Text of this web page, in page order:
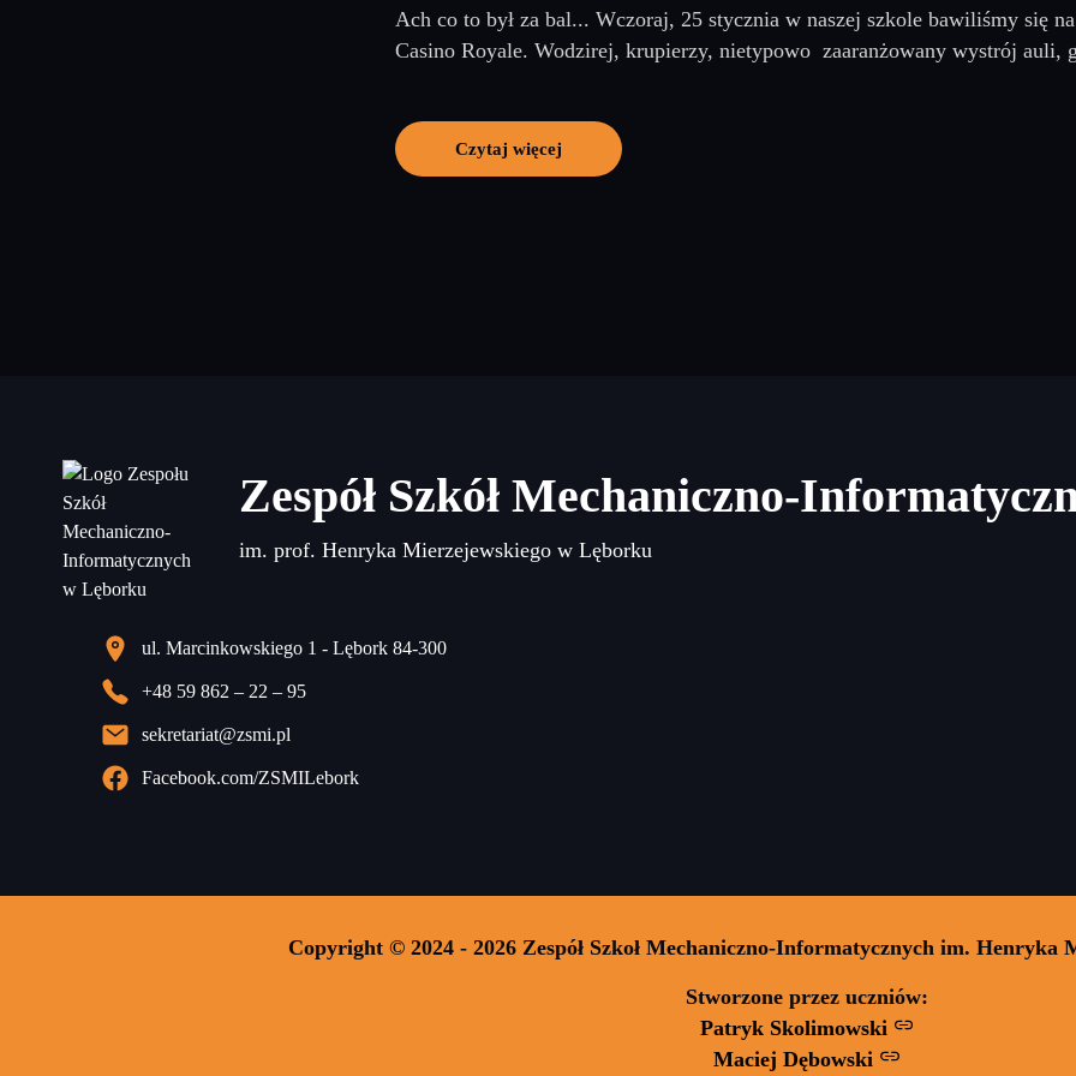
Ach co to był za bal... Wczoraj, 25 stycznia w naszej szkole bawiliśmy się
Casino Royale. Wodzirej, krupierzy, nietypowo zaaranżowany wystrój auli,
Czytaj więcej
Zespół Szkół Mechaniczno-
im. prof. Henryka Mierzejewskiego w Lęborku
ul. Marcinkowskiego 1 - Lębork 84-300
+48 59 862 – 22 – 95
sekretariat@zsmi.pl
Facebook.com/ZSMILebork
Copyright © 2024 - 2026 Zespół Szkoł Mechaniczno-Informatycznych im. Henryka
Stworzone przez uczniów:
Patryk Skolimowski
Maciej Dębowski